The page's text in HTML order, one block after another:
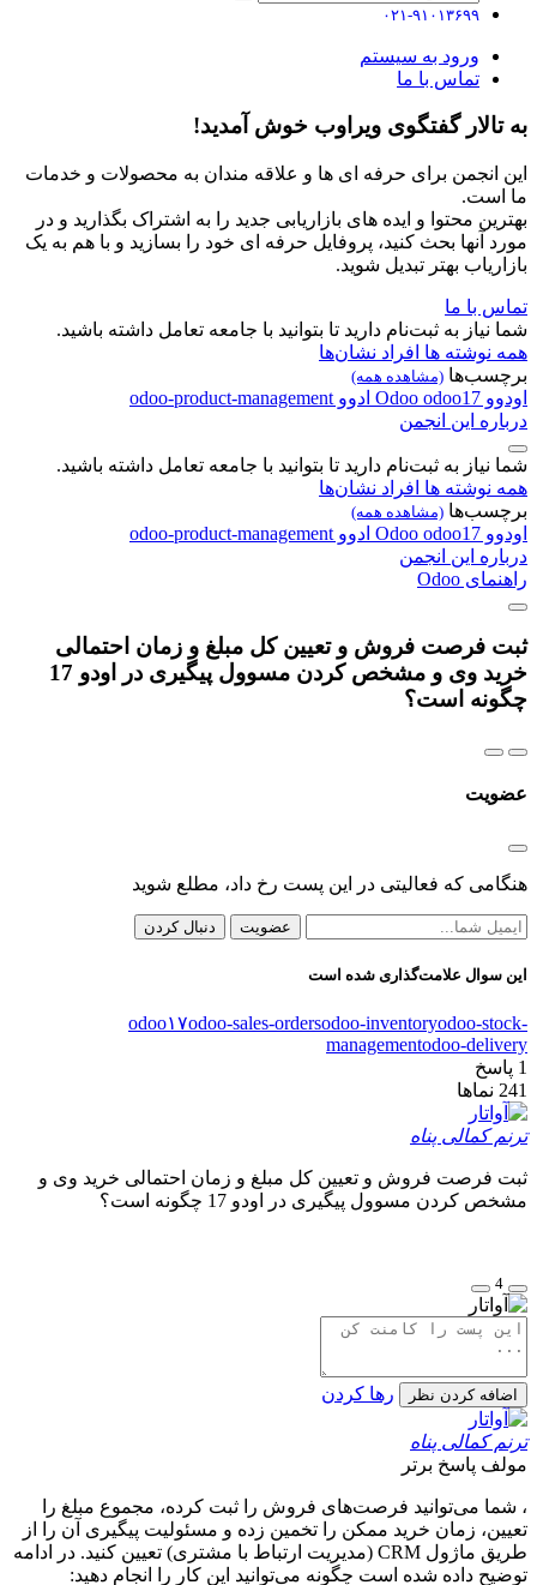
۰۲۱-۹۱۰۱۳۶۹۹
ورود به سیستم
تماس با ما
به تالار گفتگوی ویراوب خوش آمدید!
این انجمن برای حرفه ای ها و علاقه مندان به محصولات و خدمات
ما است.
بهترین محتوا و ایده های بازاریابی جدید را به اشتراک بگذارید و در
مورد آنها بحث کنید، پروفایل حرفه ای خود را بسازید و با هم به یک
بازاریاب بهتر تبدیل شوید.
تماس با ما
شما نیاز به ثبت‌نام دارید تا بتوانید با جامعه تعامل داشته باشید.
همه نوشته ها افراد نشان‌ها
برچسب‌ها (مشاهده همه)
اودوو Odoo odoo17 ادوو odoo-product-management
درباره این انجمن
شما نیاز به ثبت‌نام دارید تا بتوانید با جامعه تعامل داشته باشید.
همه نوشته ها افراد نشان‌ها
برچسب‌ها (مشاهده همه)
اودوو Odoo odoo17 ادوو odoo-product-management
درباره این انجمن
راهنمای Odoo
ثبت فرصت فروش و تعیین کل مبلغ و زمان احتمالی
خرید وی و مشخص کردن مسوول پیگیری در اودو 17
چگونه است؟
عضویت
هنگامی که فعالیتی در این پست رخ داد، مطلع شوید
عضویت دنبال کردن
این سوال علامت‌گذاری شده است
odoo۱۷odoo-sales-ordersodoo-inventoryodoo-stock-
managementodoo-delivery
1 پاسخ
241 نماها
ترنم کمالی پناه
ثبت فرصت فروش و تعیین کل مبلغ و زمان احتمالی خرید وی و
مشخص کردن مسوول پیگیری در اودو 17 چگونه است؟
4
اضافه کردن نظر رها کردن
ترنم کمالی پناه
مولف پاسخ برتر
، شما می‌توانید فرصت‌های فروش را ثبت کرده، مجموع مبلغ را
تعیین، زمان خرید ممکن را تخمین زده و مسئولیت پیگیری آن را از
طریق ماژول CRM (مدیریت ارتباط با مشتری) تعیین کنید. در ادامه
توضیح داده شده است چگونه می‌توانید این کار را انجام دهید: